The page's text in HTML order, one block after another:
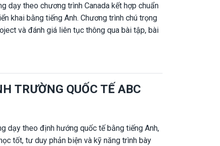
dạy theo chương trình Canada kết hợp chuẩn
khai bằng tiếng Anh. Chương trình chú trọng
và đánh giá liên tục thông qua bài tập, bài
cầu học tập cao, nhiều phụ huynh lựa chọn
đúng phương pháp và theo kịp tiến độ của
TRƯỜNG QUỐC TẾ ABC
dạy theo định hướng quốc tế bằng tiếng Anh,
tốt, tư duy phản biện và kỹ năng trình bày